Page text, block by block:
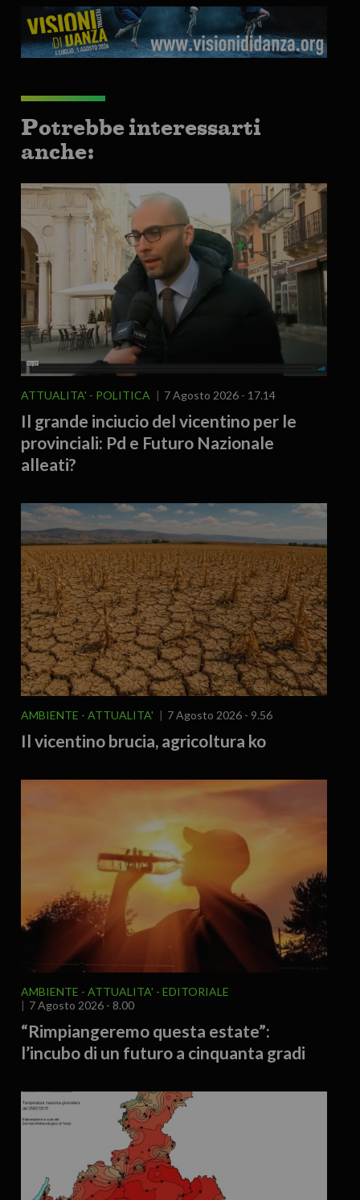
Potrebbe interessarti
anche:
ATTUALITA' POLITICA 7 Agosto 2026 - 17.14
Il grande inciucio del vicentino per le
provinciali: Pd e Futuro Nazionale
alleati?
AMBIENTE ATTUALITA' 7 Agosto 2026 - 9.56
Il vicentino brucia, agricoltura ko
AMBIENTE ATTUALITA'
EDITORIALE
7 Agosto 2026 - 8.00
“Rimpiangeremo questa estate”:
l’incubo di un futuro a cinquanta gradi